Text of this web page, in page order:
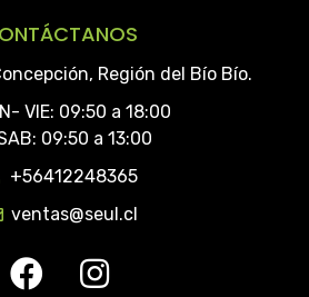
Región del Bío Bío.
VIE: 09:50 a 18:00
09:50 a 13:00
+56412248365
ventas@seul.cl